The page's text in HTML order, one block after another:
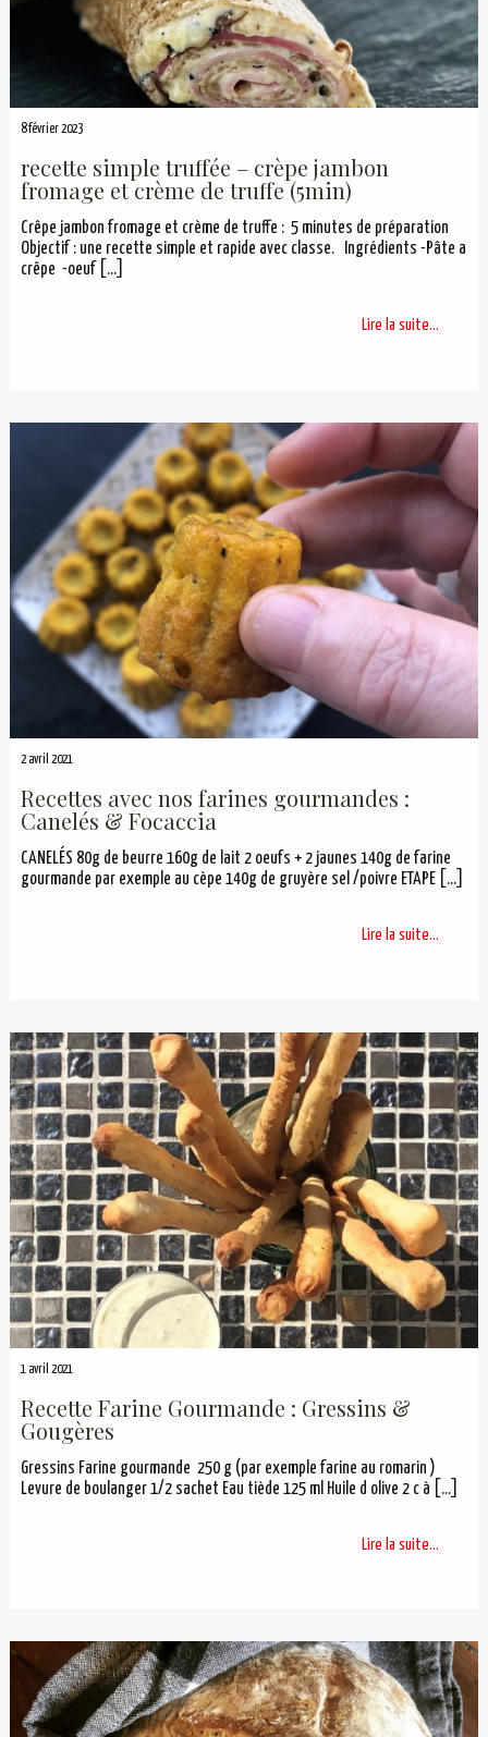
8 février 2023
recette simple truffée – crèpe jambon
fromage et crème de truffe (5min)
Crêpe jambon fromage et crème de truffe : 5 minutes de préparation
Objectif : une recette simple et rapide avec classe. Ingrédients -Pâte a
crêpe -oeuf […]
Lire la suite...
2 avril 2021
Recettes avec nos farines gourmandes :
Canelés & Focaccia
CANELÉS 80g de beurre 160g de lait 2 oeufs + 2 jaunes 140g de farine
gourmande par exemple au cèpe 140g de gruyère sel /poivre ETAPE […]
Lire la suite...
1 avril 2021
Recette Farine Gourmande : Gressins &
Gougères
Gressins Farine gourmande 250 g (par exemple farine au romarin )
Levure de boulanger 1/2 sachet Eau tiède 125 ml Huile d olive 2 c à […]
Lire la suite...